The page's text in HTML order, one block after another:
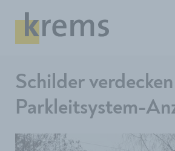
Schilder verdecken
Parkleitsystem-